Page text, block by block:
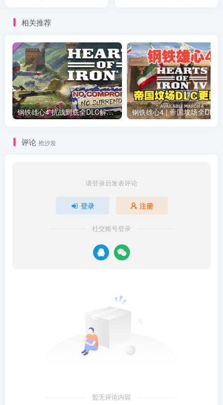
相关推荐
钢铁雄心4 抗战到底全DLC解锁补丁免费分享 1.17最新版2025
评论 抢沙发
请登录后发表评论
登录 注册
社交账号登录
暂无评论内容